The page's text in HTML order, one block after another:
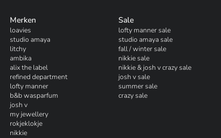
Merken
loavies
studio amaya
litchy
ambika
alix the label
refined department
lofty manner
b&b wasparfum
josh v
my jewellery
rokjeklokje
nikkie
Sale
lofty manner sale
studio amaya sale
fall / winter sale
nikkie sale
nikkie & josh v crazy sale
josh v sale
summer sale
crazy sale